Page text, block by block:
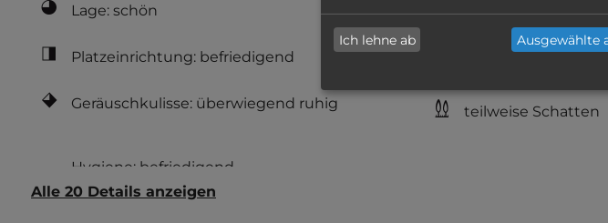
Lage: schön
Platzeinrichtung: befriedigend
Geräuschkulisse: überwiegend ruhig
sandiger Grund
teilweise Schatten
Alle 20 Details anzeigen
Ich lehne ab Ausgewählte